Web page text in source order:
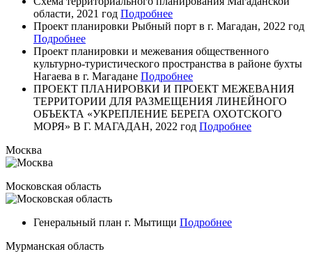
области, 2021 год Подробнее
Проект планировки Рыбный порт в г. Магадан, 2022 год
Подробнее
Проект планировки и межевания общественного
культурно-туристического пространства в районе бухты
Нагаева в г. Магадане Подробнее
ПРОЕКТ ПЛАНИРОВКИ И ПРОЕКТ МЕЖЕВАНИЯ
ТЕРРИТОРИИ ДЛЯ РАЗМЕЩЕНИЯ ЛИНЕЙНОГО
ОБЪЕКТА «УКРЕПЛЕНИЕ БЕРЕГА ОХОТСКОГО
МОРЯ» В Г. МАГАДАН, 2022 год Подробнее
Москва
Московская область
Генеральный план г. Мытищи Подробнее
Мурманская область